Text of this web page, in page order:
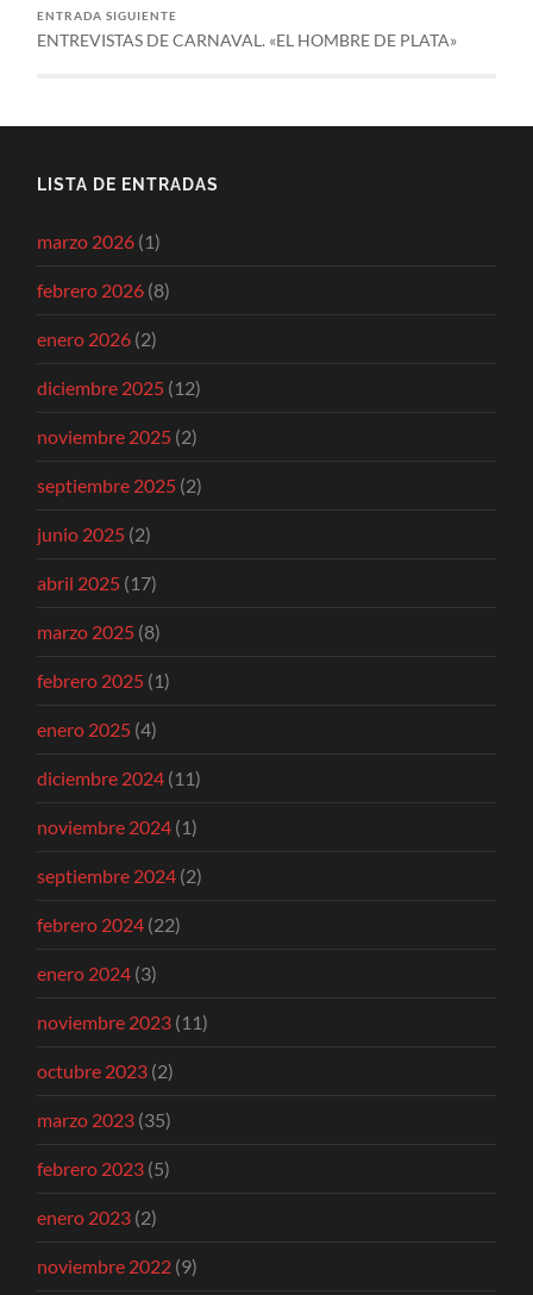
ENTRADA SIGUIENTE
ENTREVISTAS DE CARNAVAL. «EL HOMBRE DE PLATA»
LISTA DE ENTRADAS
marzo 2026 (1)
febrero 2026 (8)
enero 2026 (2)
diciembre 2025 (12)
noviembre 2025 (2)
septiembre 2025 (2)
junio 2025 (2)
abril 2025 (17)
marzo 2025 (8)
febrero 2025 (1)
enero 2025 (4)
diciembre 2024 (11)
noviembre 2024 (1)
septiembre 2024 (2)
febrero 2024 (22)
enero 2024 (3)
noviembre 2023 (11)
octubre 2023 (2)
marzo 2023 (35)
febrero 2023 (5)
enero 2023 (2)
noviembre 2022 (9)